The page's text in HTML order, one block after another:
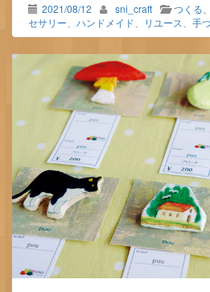
2021/08/12 sni_craft つくる
セサリー
ハンドメイド リユース 手